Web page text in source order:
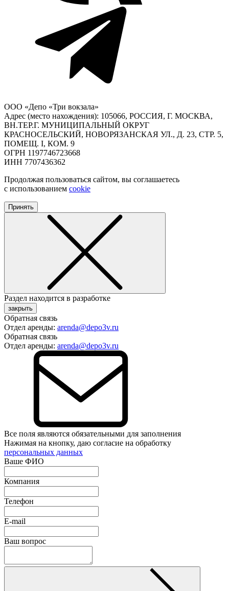
ООО «Депо «Три вокзала»
Адрес (место нахождения): 105066, РОССИЯ, Г. МОСКВА,
ВН.ТЕР.Г. МУНИЦИПАЛЬНЫЙ ОКРУГ
КРАСНОСЕЛЬСКИЙ, НОВОРЯЗАНСКАЯ УЛ., Д. 23, СТР. 5,
ПОМЕЩ. I, КОМ. 9
ОГРН 1197746723668
ИНН 7707436362
Продолжая пользоваться сайтом, вы соглашаетесь
с использованием cookie
Принять
Раздел находится в разработке
закрыть
Обратная связь
Отдел аренды: arenda@depo3v.ru
Обратная связь
Отдел аренды: arenda@depo3v.ru
Все поля являются обязательными для заполнения
Нажимая на кнопку, даю согласие на обработку
персональных данных
Ваше ФИО
Компания
Телефон
E-mail
Ваш вопрос